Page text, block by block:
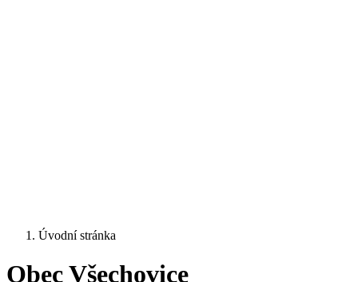
Úvodní stránka
Obec Všechovice